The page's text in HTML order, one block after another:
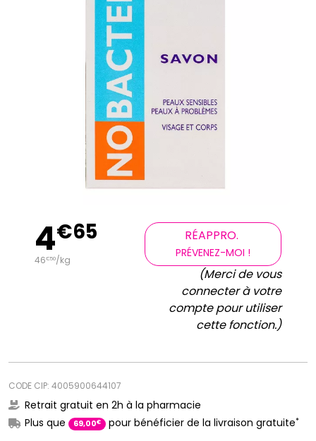
4€65
46€50/kg
RÉAPPRO.
PRÉVENEZ-MOI !
(Merci de vous
connecter à votre
compte pour utiliser
cette fonction.)
CODE CIP: 4005900644107
Retrait gratuit en 2h à la pharmacie
Plus que
69,00€ pour bénéficier de la livraison gratuite*